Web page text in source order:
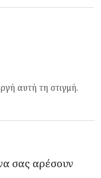
αυτή τη στιγμή.
σας αρέσουν